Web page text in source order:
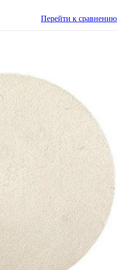
Перейти к сравнению